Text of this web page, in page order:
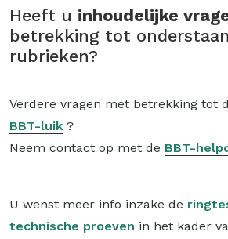
Heeft u inhoudelijke
betrekking tot
rubrieken?
Verdere vragen met betrekking tot
BBT-luik ?
Neem contact op met de BBT-
U wenst meer info inzake de
technische proeven in het kader